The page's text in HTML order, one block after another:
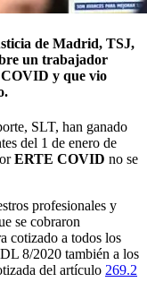
de Madrid, TSJ,
un trabajador
COVID y que vio
SLT, han ganado
del 1 de enero de
ERTE COVID no se
profesionales y
se cobraron
cotizado a todos los
8/2020 también a los
del artículo 269.2